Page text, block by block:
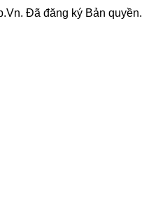
Đã đăng ký Bản quyền.